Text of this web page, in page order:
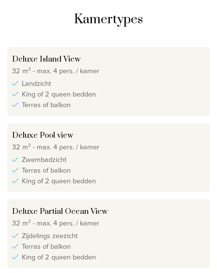
Kamertypes
Deluxe Island View
32 m² - max. 4 pers. / kamer
Landzicht
King of 2 queen bedden
Terras of balkon
Deluxe Pool view
32 m² - max. 4 pers. / kamer
Zwembadzicht
Terras of balkon
King of 2 queen bedden
Deluxe Partial Ocean View
32 m² - max. 4 pers. / kamer
Zijdelings zeezicht
Terras of balkon
King of 2 queen bedden